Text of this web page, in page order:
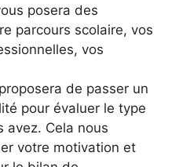
posera des
parcours scolaire, vos
vos
de passer un
pour évaluer le type
avez. Cela nous
votre motivation et